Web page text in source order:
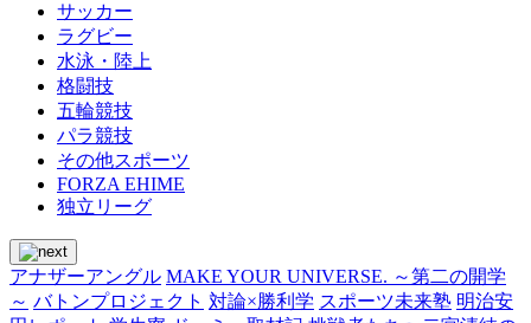
サッカー
ラグビー
水泳・陸上
格闘技
五輪競技
パラ競技
その他スポーツ
FORZA EHIME
独立リーグ
アナザーアングル MAKE YOUR UNIVERSE. ～第二の開学
～ バトンプロジェクト 対論×勝利学 スポーツ未来塾 明治安